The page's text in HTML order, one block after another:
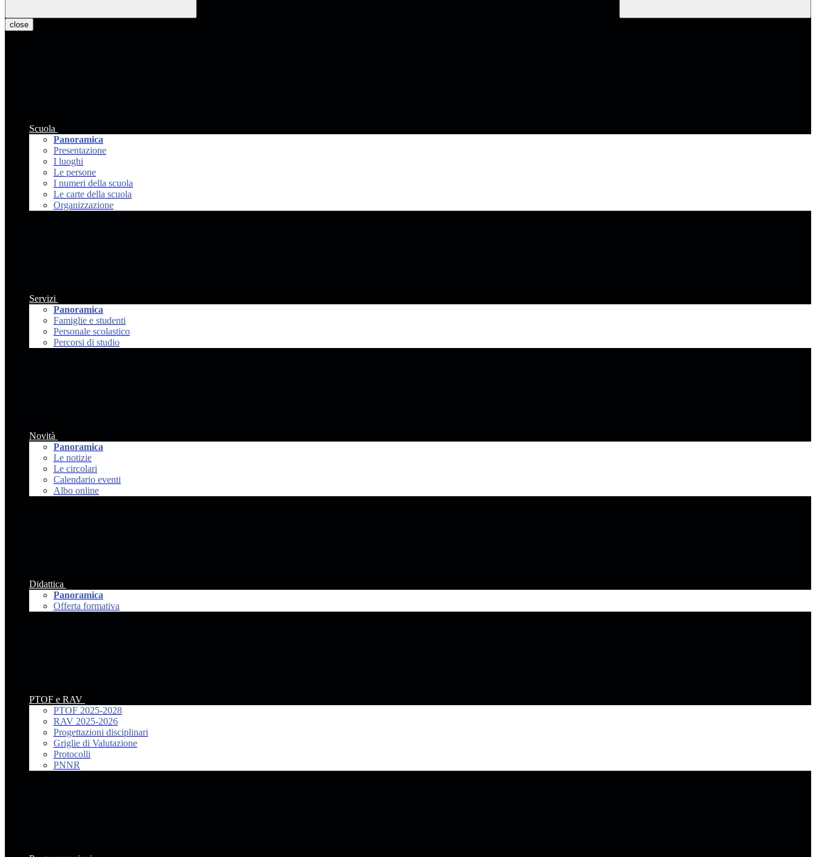
close
Scuola
Panoramica
Presentazione
I luoghi
Le persone
I numeri della scuola
Le carte della scuola
Organizzazione
Servizi
Panoramica
Famiglie e studenti
Personale scolastico
Percorsi di studio
Novità
Panoramica
Le notizie
Le circolari
Calendario eventi
Albo online
Didattica
Panoramica
Offerta formativa
PTOF e RAV
PTOF 2025-2028
RAV 2025-2026
Progettazioni disciplinari
Griglie di Valutazione
Protocolli
PNNR